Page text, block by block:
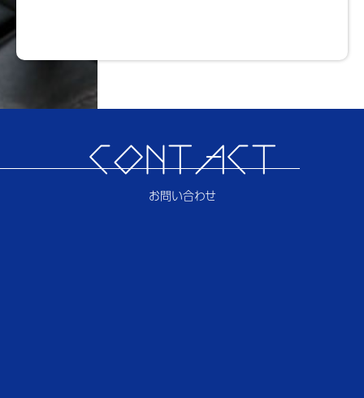
CONTACT
お問い合わせ